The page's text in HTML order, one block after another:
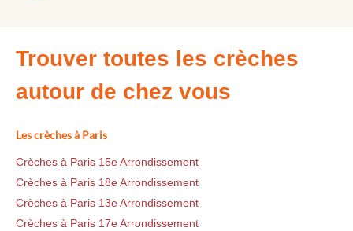
Trouver toutes les crèches
autour de chez vous
Les crèches à Paris
Crèches à Paris 15e Arrondissement
Crèches à Paris 18e Arrondissement
Crèches à Paris 13e Arrondissement
Crèches à Paris 17e Arrondissement